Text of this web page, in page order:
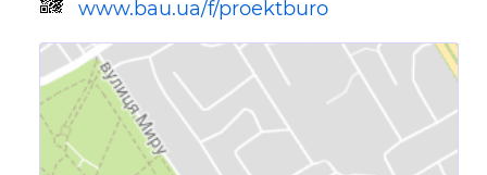
www.bau.ua/f/proektburo